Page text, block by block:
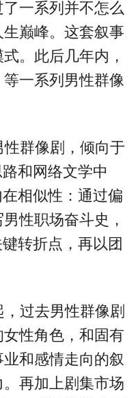
一系列并不怎么
巅峰。这套叙事
。此后几年内，
等一系列男性群像
群像剧，倾向于
和网络文学中
相似性：通过偏
性职场奋斗史，
转折点，再以团
过去男性群像剧
性角色，和固有
和感情走向的叙
再加上剧集市场